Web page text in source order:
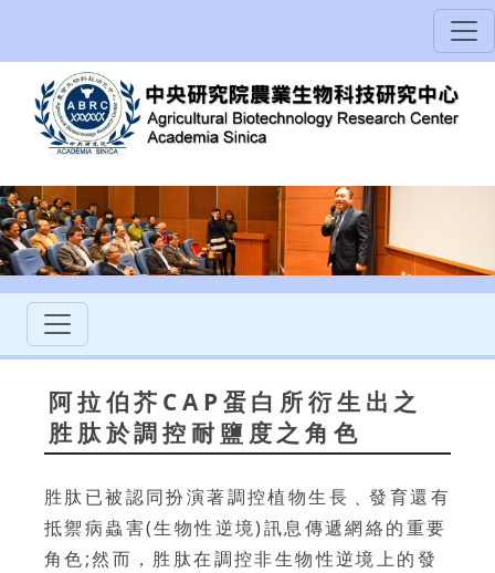
阿拉伯芥CAP蛋白所衍生出之
胜肽於調控耐鹽度之角色
胜肽已被認同扮演著調控植物生長﹑發育還有
抵禦病蟲害(生物性逆境)訊息傳遞網絡的重要
角色;然而，胜肽在調控非生物性逆境上的發